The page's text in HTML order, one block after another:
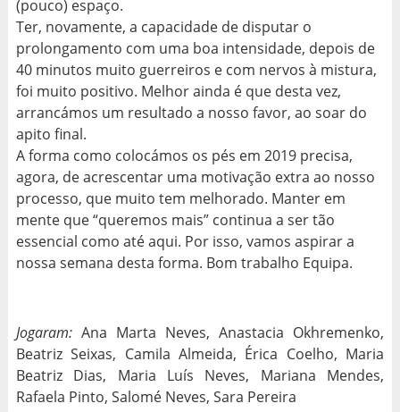
(pouco) espaço.
Ter, novamente, a capacidade de disputar o
prolongamento com uma boa intensidade, depois de
40 minutos muito guerreiros e com nervos à mistura,
foi muito positivo. Melhor ainda é que desta vez,
arrancámos um resultado a nosso favor, ao soar do
apito final.
A forma como colocámos os pés em 2019 precisa,
agora, de acrescentar uma motivação extra ao nosso
processo, que muito tem melhorado. Manter em
mente que “queremos mais” continua a ser tão
essencial como até aqui. Por isso, vamos aspirar a
nossa semana desta forma. Bom trabalho Equipa.
Jogaram:Ana Marta Neves, Anastacia Okhremenko,
Beatriz Seixas, Camila Almeida, Érica Coelho, Maria
Beatriz Dias, Maria Luís Neves, Mariana Mendes,
Rafaela Pinto, Salomé Neves, Sara Pereira